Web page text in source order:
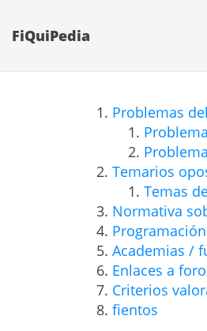
FiQuiPedia
Problemas
Temarios
Temas
Normativa
Academias /
Enlaces a
Criterios
fientos